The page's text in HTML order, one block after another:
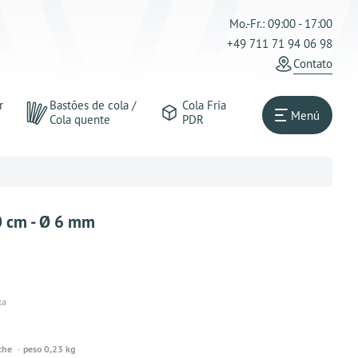
Mo.-Fr.: 09:00 - 17:00
+49 711 71 94 06 98
Contato
Bastões de cola /
Cola quente
Cola Fria
PDR
Menú
cm - Ø 6 mm
peso 0,23 kg